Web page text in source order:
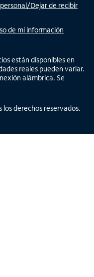
Dejar de recibir
de mi información
están disponibles en
reales pueden variar.
alámbrica. Se
derechos reservados.